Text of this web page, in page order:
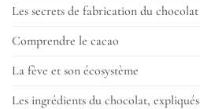
Les secrets de fabrication du chocolat
Comprendre le cacao
La fève et son écosystème
Les ingrédients du chocolat, expliqués